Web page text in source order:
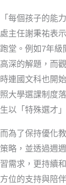
「每個孩子的能
處主任謝秉祐表
跑堂。例如7年級
高深的解題，而
時連國文科也開
照大學選課制度
生以「特殊選才
而為了保持優化
策略，並透過週
習需求，更持續
方位的支持與陪伴